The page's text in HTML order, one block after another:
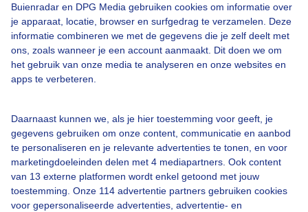
Buienradar en DPG Media gebruiken cookies om informatie over
je apparaat, locatie, browser en surfgedrag te verzamelen. Deze
informatie combineren we met de gegevens die je zelf deelt met
ons, zoals wanneer je een account aanmaakt. Dit doen we om
het gebruik van onze media te analyseren en onze websites en
apps te verbeteren.
Daarnaast kunnen we, als je hier toestemming voor geeft, je
gegevens gebruiken om onze content, communicatie en aanbod
te personaliseren en je relevante advertenties te tonen, en voor
marketingdoeleinden delen met 4 mediapartners. Ook content
van 13 externe platformen wordt enkel getoond met jouw
toestemming. Onze 114 advertentie partners gebruiken cookies
voor gepersonaliseerde advertenties, advertentie- en
Bekijk slideshow
Een moment geduld aub...